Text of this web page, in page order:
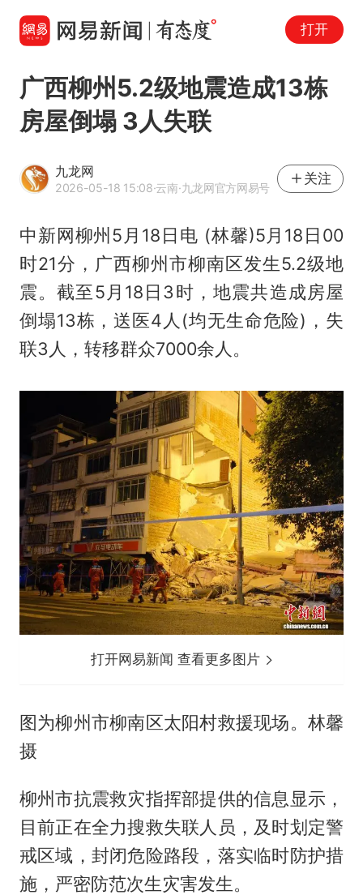
打开
广西柳州5.2级地震造成13栋
房屋倒塌 3人失联
九龙网
2026-05-18 15:08·云南·九龙网官方网易号
关注
中新网柳州5月18日电 (林馨)5月18日00
时21分，广西柳州市柳南区发生5.2级地
震。截至5月18日3时，地震共造成房屋
倒塌13栋，送医4人(均无生命危险)，失
联3人，转移群众7000余人。
打开网易新闻 查看更多图片
图为柳州市柳南区太阳村救援现场。林馨
摄
柳州市抗震救灾指挥部提供的信息显示，
目前正在全力搜救失联人员，及时划定警
戒区域，封闭危险路段，落实临时防护措
施，严密防范次生灾害发生。